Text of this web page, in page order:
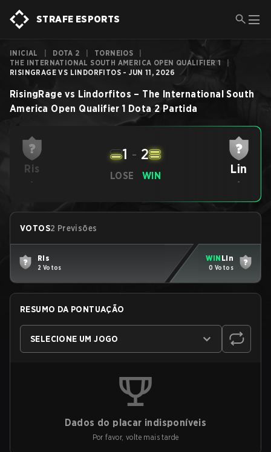
STRAFE ESPORTS
INICIAL DOTA 2 TORNEIOS
THE INTERNATIONAL SOUTH AMERICA OPEN QUALIFIER 1
RISINGRAGE VS LINDORFITOS - JUN 11, 2026
RisingRage vs Lindorfitos – The International South
America Open Qualifier 1 Dota 2 Partida
Ris
-
LOSE
1 - 2
WIN Lin
-
VOTOS2 Previsões
Ris
2 Votos
WIN Lin
0 Votos
RESUMO DA PONTUAÇÃO
SELECIONE UM JOGO
Dados do placar indisponíveis
Por favor, volte mais tarde